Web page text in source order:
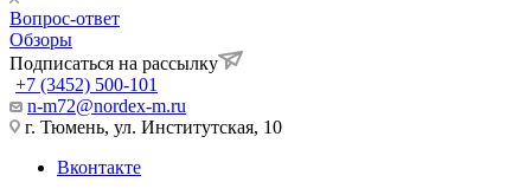
Вопрос-ответ
Обзоры
Подписаться на рассылку
+7 (3452) 500-101
n-m72@nordex-m.ru
г. Тюмень, ул. Институтская, 10
Вконтакте